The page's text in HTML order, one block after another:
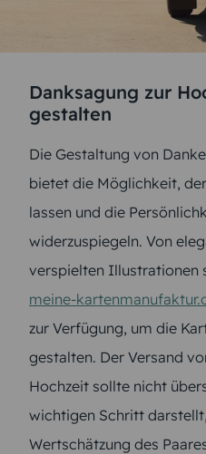
Danksagung zur
gestalten
Die Gestaltung von
bietet die Möglichkeit,
lassen und die
widerzuspiegeln. Von
verspielten Illustrationen
meine-
zur Verfügung, um die
gestalten. Der Versand
Hochzeit sollte nicht
wichtigen Schritt
Wertschätzung des